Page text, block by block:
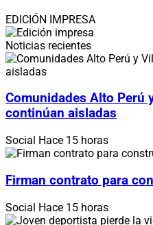
EDICIÓN IMPRESA
Noticias recientes
Comunidades Alto Perú
continúan aisladas
Social Hace 15 horas
Firman contrato para
Social Hace 15 horas